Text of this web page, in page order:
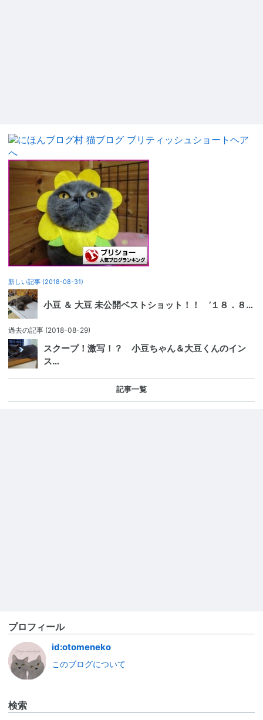
新しい記事 (2018-08-31)
小豆 ＆ 大豆 未公開ベストショット！！ ’１８．８…
過去の記事 (2018-08-29)
スクープ！激写！？ 小豆ちゃん＆大豆くんのイン
ス…
記事一覧
プロフィール
id:otomeneko
このブログについて
検索